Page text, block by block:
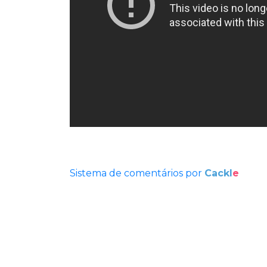
Sistema de comentários por Cackl e